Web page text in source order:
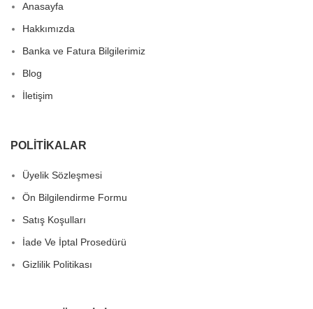
Anasayfa
Hakkımızda
Banka ve Fatura Bilgilerimiz
Blog
İletişim
POLITIKALAR
Üyelik Sözleşmesi
Ön Bilgilendirme Formu
Satış Koşulları
İade Ve İptal Prosedürü
Gizlilik Politikası